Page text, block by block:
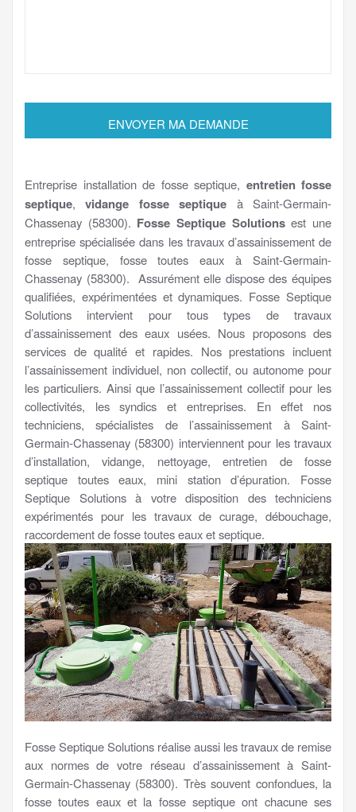
Entreprise installation de fosse septique, entretien fosse
septique,vidange fosse septique à Saint-Germain-
Chassenay (58300). Fosse Septique Solutionsest une
entreprise spécialisée dans les travaux d’assainissement de
fosse septique, fosse toutes eaux à Saint-Germain-
Chassenay (58300). Assurément elle dispose des équipes
qualifiées, expérimentées et dynamiques. Fosse Septique
Solutions intervient pour tous types de travaux
d’assainissement des eaux usées. Nous proposons des
services de qualité et rapides. Nos prestations incluent
l’assainissement individuel, non collectif, ou autonome pour
les particuliers. Ainsi que l’assainissement collectif pour les
collectivités, les syndics et entreprises. En effet nos
techniciens, spécialistes de l’assainissement à Saint-
Germain-Chassenay (58300) interviennent pour les travaux
d’installation, vidange, nettoyage, entretien de fosse
septique toutes eaux, mini station d’épuration. Fosse
Septique Solutions à votre disposition des techniciens
expérimentés pour les travaux de curage, débouchage,
raccordement de fosse toutes eaux et septique.
Fosse Septique Solutions réalise aussi les travaux de remise
aux normes de votre réseau d’assainissement à Saint-
Germain-Chassenay (58300). Très souvent confondues, la
fosse toutes eaux et la fosse septique ont chacune ses